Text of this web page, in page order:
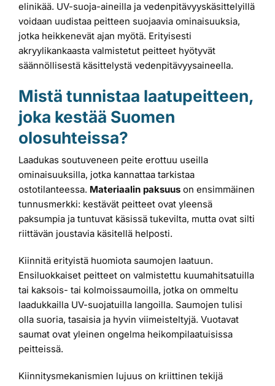
elinikää. UV-suoja-aineilla ja vedenpitävyyskäsittelyillä
voidaan uudistaa peitteen suojaavia ominaisuuksia,
jotka heikkenevät ajan myötä. Erityisesti
akryylikankaasta valmistetut peitteet hyötyvät
säännöllisestä käsittelystä vedenpitävyysaineella.
Mistä tunnistaa laatupeitteen,
joka kestää Suomen
olosuhteissa?
Laadukas soutuveneen peite erottuu useilla
ominaisuuksilla, jotka kannattaa tarkistaa
ostotilanteessa. Materiaalin paksuus on ensimmäinen
tunnusmerkki: kestävät peitteet ovat yleensä
paksumpia ja tuntuvat käsissä tukevilta, mutta ovat silti
riittävän joustavia käsitellä helposti.
Kiinnitä erityistä huomiota saumojen laatuun.
Ensiluokkaiset peitteet on valmistettu kuumahitsatuilla
tai kaksois- tai kolmoissaumoilla, jotka on ommeltu
laadukkailla UV-suojatuilla langoilla. Saumojen tulisi
olla suoria, tasaisia ja hyvin viimeisteltyjä. Vuotavat
saumat ovat yleinen ongelma heikompilaatuisissa
peitteissä.
Kiinnitysmekanismien lujuus on kriittinen tekijä